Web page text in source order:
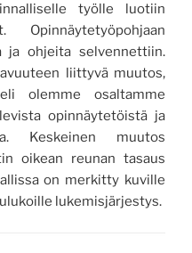
työlle luotiin
Opinnäytetyöpohjaan
ja ohjeita selvennettiin.
liittyvä muutos,
olemme osaltamme
opinnäytetöistä ja
Keskeinen muutos
oikean reunan tasaus
on merkitty kuville
lukemisjärjestys.